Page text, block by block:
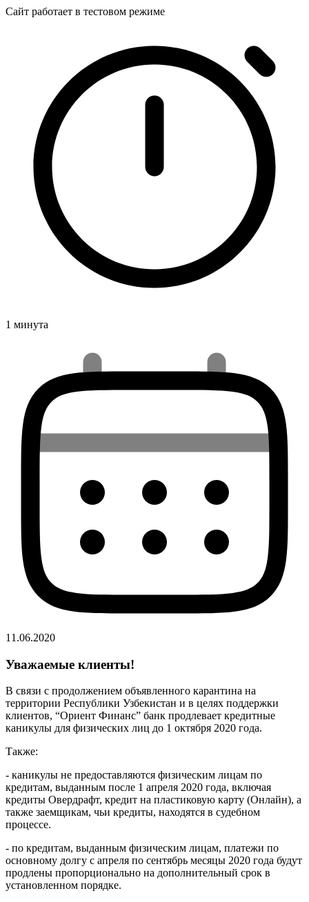
Сайт работает в тестовом режиме
1 минута
11.06.2020
Уважаемые клиенты!
В связи с продолжением объявленного карантина на
территории Республики Узбекистан и в целях поддержки
клиентов, “Ориент Финанс” банк продлевает кредитные
каникулы для физических лиц до 1 октября 2020 года.
Также:
- каникулы не предоставляются физическим лицам по
кредитам, выданным после 1 апреля 2020 года, включая
кредиты Овердрафт, кредит на пластиковую карту (Онлайн), а
также заемщикам, чьи кредиты, находятся в судебном
процессе.
- по кредитам, выданным физическим лицам, платежи по
основному долгу с апреля по сентябрь месяцы 2020 года будут
продлены пропорционально на дополнительный срок в
установленном порядке.